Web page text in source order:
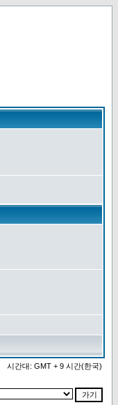
시간대: GMT + 9 시간(한국)